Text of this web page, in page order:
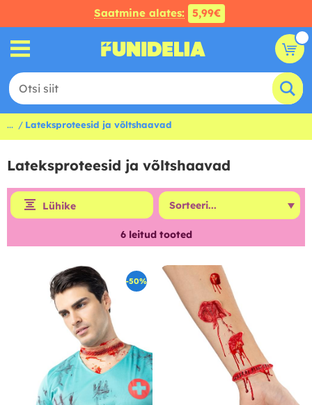
Saatmine alates: 5,99€
... Lateksproteesid ja võltshaavad
Lateksproteesid ja võltshaavad
Lühike
6leitud tooted
-50%